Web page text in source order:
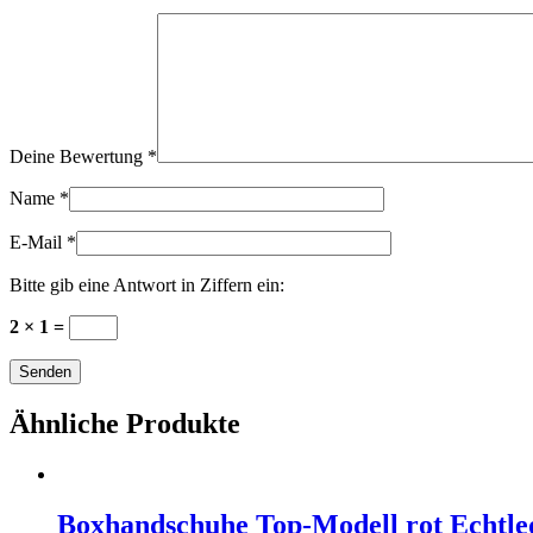
Deine Bewertung *
Name *
E-Mail *
Bitte gib eine Antwort in Ziffern ein:
2 × 1 =
Ähnliche Produkte
Boxhandschuhe Top-Modell rot